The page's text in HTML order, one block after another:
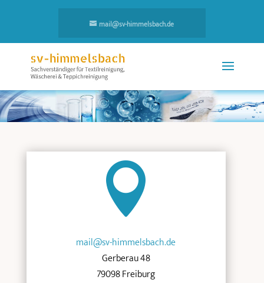
mail@sv-himmelsbach.de

mail@sv-himmelsbach.de
Gerberau 48
79098 Freiburg